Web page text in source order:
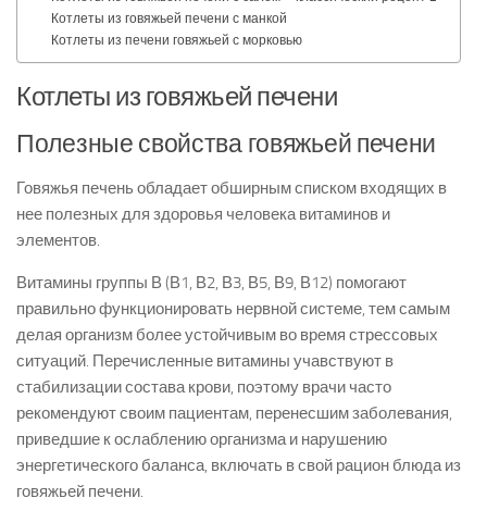
Котлеты из говяжьей печени с манкой
Котлеты из печени говяжьей с морковью
Котлеты из говяжьей печени
Полезные свойства говяжьей печени
Говяжья печень обладает обширным списком входящих в
нее полезных для здоровья человека витаминов и
элементов.
Витамины группы В (В1, В2, В3, В5, В9, В12) помогают
правильно функционировать нервной системе, тем самым
делая организм более устойчивым во время стрессовых
ситуаций. Перечисленные витамины учавствуют в
стабилизации состава крови, поэтому врачи часто
рекомендуют своим пациентам, перенесшим заболевания,
приведшие к ослаблению организма и нарушению
энергетического баланса, включать в свой рацион блюда из
говяжьей печени.